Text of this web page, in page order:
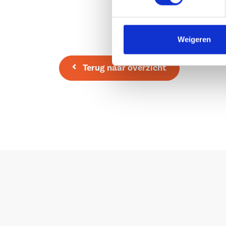
Weigeren
– Fraai uitzicht vanuit de woonkamer en het
– Dagelijkse voorzieningen in de directe
– Het complex is voorzien van een lift;
– Toegankelijk voor ouderen en minder validen;
– Maandelijkse VvE kosten: € 215,-
Terug naar overzicht